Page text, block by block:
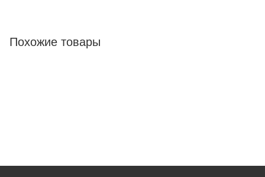
Похожие товары